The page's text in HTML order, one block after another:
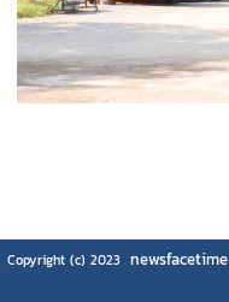
Copyright (c) 2023 newsfacetime